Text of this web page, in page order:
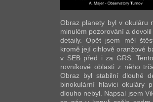
Obraz planety byl v okuláru
minulém pozorování a
detaily. Opět jsem měl
kromě její cihlově oranžové
v SEB před i za GRS.
rovníkové oblasti z něho
Obraz byl stabilní dlouhé
binokulární hlavici okuláry
dlouho nebyl. Napsal jsem